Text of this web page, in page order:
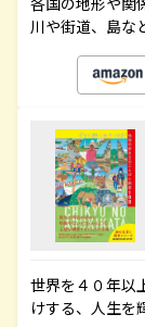
川や街道、島な
世界を４０年以
けする、人生を